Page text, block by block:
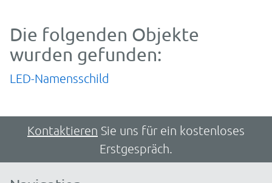
Die folgenden Objekte
wurden gefunden:
LED-Namensschild
Kontaktieren Sie uns für ein kostenloses
Erstgespräch.